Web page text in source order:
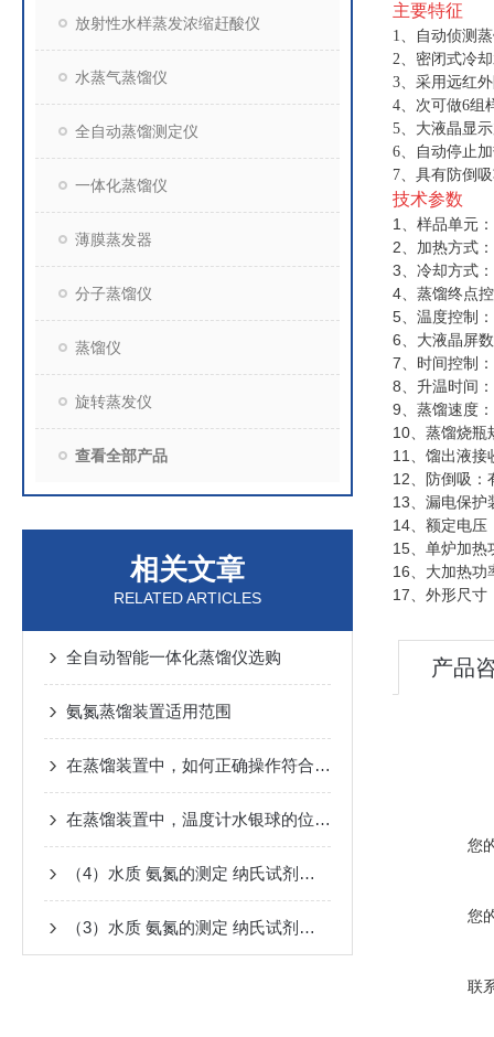
放射性水样蒸发浓缩赶酸仪
水蒸气蒸馏仪
全自动蒸馏测定仪
一体化蒸馏仪
薄膜蒸发器
分子蒸馏仪
蒸馏仪
旋转蒸发仪
查看全部产品
相关文章
RELATED ARTICLES
全自动智能一体化蒸馏仪选购
氨氮蒸馏装置适用范围
在蒸馏装置中，如何正确操作符合要求测定正确结果
在蒸馏装置中，温度计水银球的位置不符合要求会带来什么结果
（4）水质 氨氮的测定 纳氏试剂分光光度法HJ 535—2009）
（3）水质 氨氮的测定 纳氏试剂分光光度法HJ 535—2009应用
主要特征
1、自动侦测
2、密闭式冷
3、采用远红
4、次可做6组
5、大液晶显
6、自动停止
7、具有防倒
技术参数
1、样品单元
2、加热方式
3、冷却方式
4、蒸馏终点
5、温度控制
6、大液晶屏
7、时间控制
8、升温时间
9、蒸馏速度
10、蒸馏烧瓶
11、馏出液接
12、防倒吸：
13、漏电保护
14、额定电压
15、单炉加热
16、大加热功
17、外形尺寸
产品
您
您
联